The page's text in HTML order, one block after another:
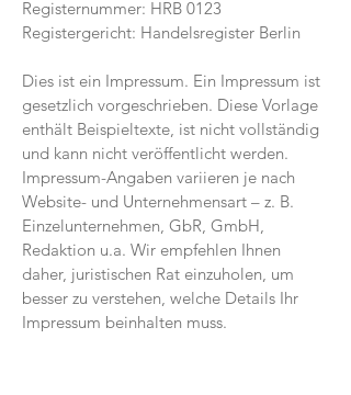
Registernummer: HRB 0123
Registergericht: Handelsregister Berlin
Dies ist ein Impressum. Ein Impressum ist
gesetzlich vorgeschrieben. Diese Vorlage
enthält Beispieltexte, ist nicht vollständig
und kann nicht veröffentlicht werden.
Impressum-Angaben variieren je nach
Website- und Unternehmensart – z. B.
Einzelunternehmen, GbR, GmbH,
Redaktion u.a. Wir empfehlen Ihnen
daher, juristischen Rat einzuholen, um
besser zu verstehen, welche Details Ihr
Impressum beinhalten muss.